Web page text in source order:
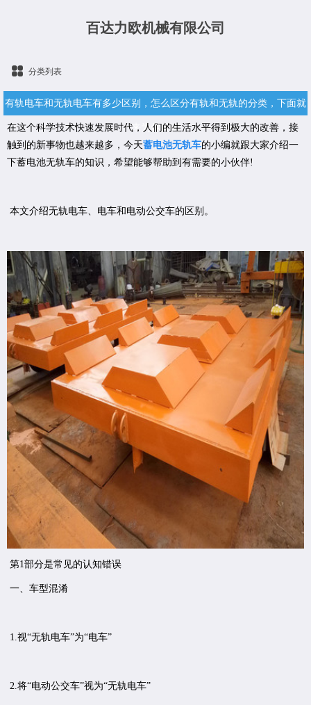
百达力欧机械有限公司
分类列表
有轨电车和无轨电车有多少区别，怎么区分有轨和无轨的分类，下面就
来为你揭晓
在这个科学技术快速发展时代，人们的生活水平得到极大的改善，接
触到的新事物也越来越多，今天蓄电池无轨车的小编就跟大家介绍一
下蓄电池无轨车的知识，希望能够帮助到有需要的小伙伴!
本文介绍无轨电车、电车和电动公交车的区别。
第1部分是常见的认知错误
一、车型混淆
1.视“无轨电车”为“电车”
2.将“电动公交车”视为“无轨电车”